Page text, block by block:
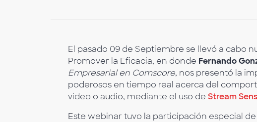
El pasado 09 de Septiembre se llevó a cabo
Promover la Eficacia, en donde Fernando
Empresarial en Comscore, nos presentó la
poderosos en tiempo real acerca del
video o audio, mediante el uso de Stream
Este webinar tuvo la participación especial de